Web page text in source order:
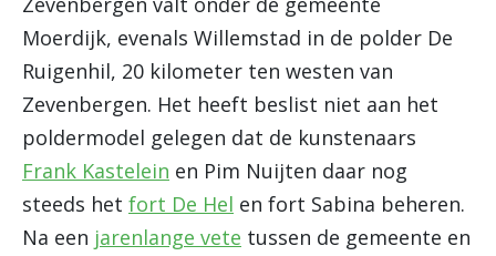
Moerdijk, evenals Willemstad in de polder De
Ruigenhil, 20 kilometer ten westen van
Zevenbergen. Het heeft beslist niet aan het
poldermodel gelegen dat de kunstenaars
Frank Kastelein en Pim Nuijten daar nog
steeds het fort De Hel en fort Sabina beheren.
Na een jarenlange vete tussen de gemeente en